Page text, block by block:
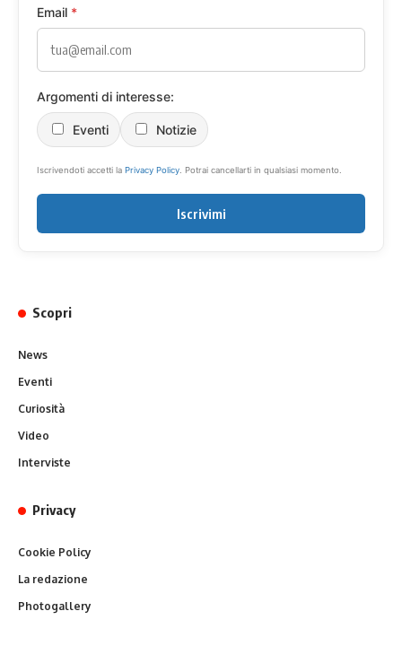
Email *
Argomenti di interesse:
Eventi Notizie
Iscrivendoti accetti la Privacy Policy. Potrai cancellarti in qualsiasi momento.
Iscrivimi
Scopri
News
Eventi
Curiosità
Video
Interviste
Privacy
Cookie Policy
La redazione
Photogallery